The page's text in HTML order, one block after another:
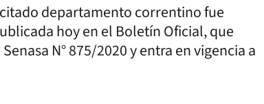
departamento correntino fue
hoy en el Boletín Oficial, que
N° 875/2020 y entra en vigencia a